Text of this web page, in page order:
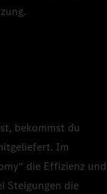
bekommst du
Im
die Effizienz und
Steigungen die